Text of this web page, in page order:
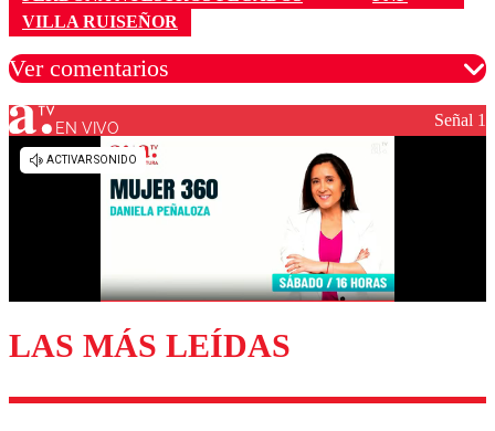
VILLA RUISEÑOR
Ver comentarios
Los comentarios son moderados para garantizar un
diálogo respetuoso.
Enviar comentario
EN VIVO Señal 1
LAS MÁS LEÍDAS